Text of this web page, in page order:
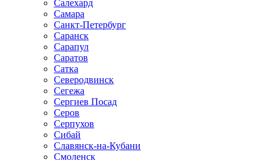
Салехард
Самара
Санкт-Петербург
Саранск
Сарапул
Саратов
Сатка
Северодвинск
Сегежа
Сергиев Посад
Серов
Серпухов
Сибай
Славянск-на-Кубани
Смоленск